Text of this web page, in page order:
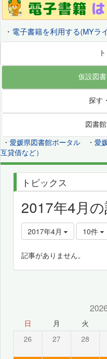
・ 電子書籍を利用する(MYラ
仮設図
探す
図書
・ 愛媛県図書館ポータル ・ 愛
互貸借など）
トピックス
2017年4月
2017年4月 10件
記事がありません。
日 月 火
26 27 28